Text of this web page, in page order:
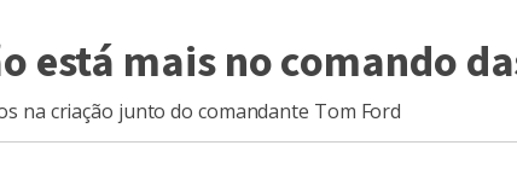
está mais no comando
na criação junto do comandante Tom Ford